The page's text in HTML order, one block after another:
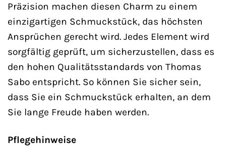
Präzision machen diesen Charm zu einem
einzigartigen Schmuckstück, das höchsten
Ansprüchen gerecht wird. Jedes Element wird
sorgfältig geprüft, um sicherzustellen, dass es
den hohen Qualitätsstandards von Thomas
Sabo entspricht. So können Sie sicher sein,
dass Sie ein Schmuckstück erhalten, an dem
Sie lange Freude haben werden.
Pflegehinweise